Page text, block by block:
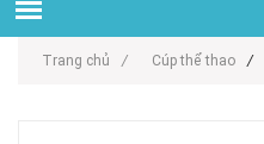
Trang chủ / Cúp thể thao /